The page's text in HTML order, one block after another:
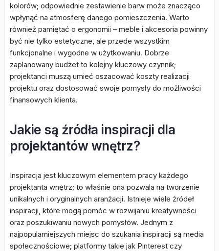
kolorów; odpowiednie zestawienie barw może znacząco
wpłynąć na atmosferę danego pomieszczenia. Warto
również pamiętać o ergonomii – meble i akcesoria powinny
być nie tylko estetyczne, ale przede wszystkim
funkcjonalne i wygodne w użytkowaniu. Dobrze
zaplanowany budżet to kolejny kluczowy czynnik;
projektanci muszą umieć oszacować koszty realizacji
projektu oraz dostosować swoje pomysły do możliwości
finansowych klienta.
Jakie są źródła inspiracji dla
projektantów wnętrz?
Inspiracja jest kluczowym elementem pracy każdego
projektanta wnętrz; to właśnie ona pozwala na tworzenie
unikalnych i oryginalnych aranżacji. Istnieje wiele źródeł
inspiracji, które mogą pomóc w rozwijaniu kreatywności
oraz poszukiwaniu nowych pomysłów. Jednym z
najpopularniejszych miejsc do szukania inspiracji są media
społecznościowe; platformy takie jak Pinterest czy